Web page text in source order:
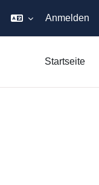
Anmelden
Startseite